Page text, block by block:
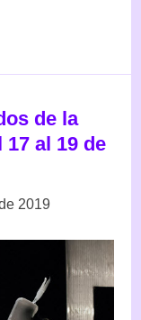
de la
al 19 de
2019